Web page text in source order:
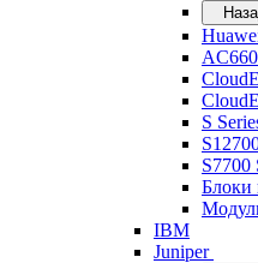
S
S7700
Блоки
IBM
Juniper